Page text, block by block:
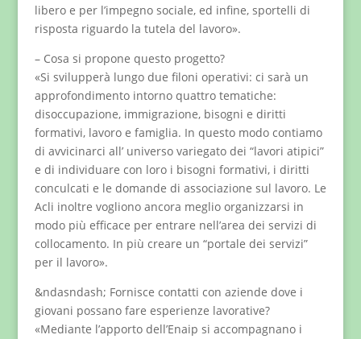
libero e per l’impegno sociale, ed infine, sportelli di
risposta riguardo la tutela del lavoro».
– Cosa si propone questo progetto?
«Si svilupperà lungo due filoni operativi: ci sarà un
approfondimento intorno quattro tematiche:
disoccupazione, immigrazione, bisogni e diritti
formativi, lavoro e famiglia. In questo modo contiamo
di avvicinarci all’ universo variegato dei “lavori atipici”
e di individuare con loro i bisogni formativi, i diritti
conculcati e le domande di associazione sul lavoro. Le
Acli inoltre vogliono ancora meglio organizzarsi in
modo più efficace per entrare nell’area dei servizi di
collocamento. In più creare un “portale dei servizi”
per il lavoro».
&ndasndash; Fornisce contatti con aziende dove i
giovani possano fare esperienze lavorative?
«Mediante l’apporto dell’Enaip si accompagnano i